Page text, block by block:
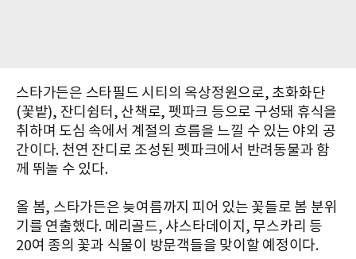
스타가든은 스타필드 시티의 옥상정원으로, 초화화단
(꽃밭), 잔디쉼터, 산책로, 펫파크 등으로 구성돼 휴식을
취하며 도심 속에서 계절의 흐름을 느낄 수 있는 야외 공
간이다. 천연 잔디로 조성된 펫파크에서 반려동물과 함
께 뛰놀 수 있다.
올 봄, 스타가든은 늦여름까지 피어 있는 꽃들로 봄 분위
기를 연출했다. 메리골드, 샤스타데이지, 무스카리 등
20여 종의 꽃과 식물이 방문객들을 맞이할 예정이다.